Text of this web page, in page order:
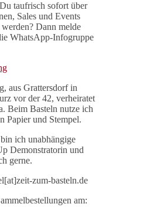
taufrisch sofort über
Sales und Events
Dann melde
WhatsApp-Infogruppe
aus Grattersdorf in
vor der 42, verheiratet
Beim Basteln nutze ich
Papier und Stempel.
ich unabhängige
Demonstratorin und
gerne.
zum-basteln.de
am: